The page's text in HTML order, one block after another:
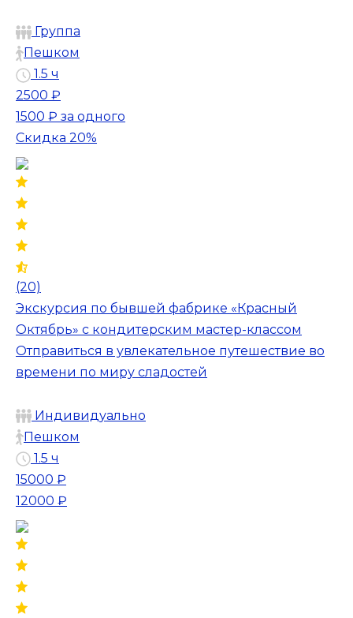
Группа
Пешком
1.5 ч
2500 ₽
1500 ₽ за одного
Скидка 20%
(20)
Экскурсия по бывшей фабрике «Красный
Октябрь» с кондитерским мастер-классом
Отправиться в увлекательное путешествие во
времени по миру сладостей
Индивидуально
Пешком
1.5 ч
15000 ₽
12000 ₽